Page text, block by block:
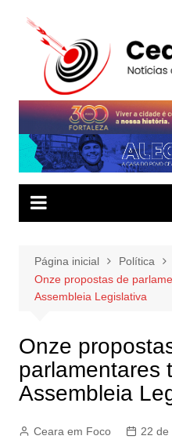
conteúdo
Página inicial
Política
Onze propostas de
Assembleia Legislativa
Onze
parlamentares
Assembleia
Ceara em Foco
22 de